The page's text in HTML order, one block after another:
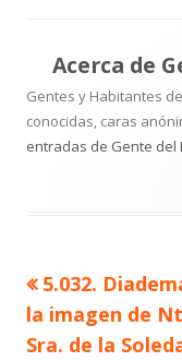
Acerca de
Gentes y Habitantes
conocidas, caras
entradas de Gente del
Navegación
de
Artículo
anterior
5.032.
la imagen de
Sra. de la